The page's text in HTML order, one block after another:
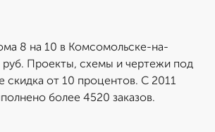
8 на 10 в Комсомольске-на-
Проекты, схемы и чертежи под
скидка от 10 процентов. С 2011
более 4520 заказов.